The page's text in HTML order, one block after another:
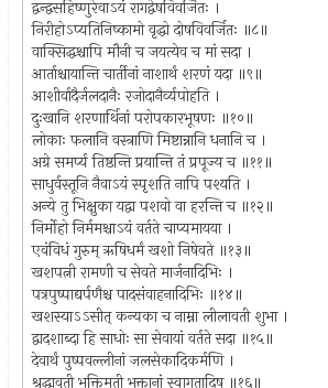
द्वन्द्वसहिष्णुरेवाऽयं रागद्वेषविवर्जितः ।
निरीहोऽप्यतिनिष्कामो वृद्धो दोषविवर्जितः ॥८॥
वाक्सिद्धश्चापि मौनी च जयत्येव च मां सदा ।
आर्ताश्चायान्ति चार्तीनां नाशार्थं शरणं यदा ॥९॥
आशीर्वादैर्जलदानैः रजोदानैर्व्यपोहति ।
दुःखानि शरणार्थिनां परोपकारभूषणः ॥१०॥
लोकाः फलानि वस्त्राणि मिष्टान्नानि धनानि च ।
अग्रे समर्प्य तिष्ठन्ति प्रयान्ति तं प्रपूज्य च ॥११॥
साधुर्वस्तूनि नैवाऽयं स्पृशति नापि पश्यति ।
अन्ये तु भिक्षुका यद्वा पशवो वा हरन्ति च ॥१२॥
निर्मोहो निर्ममश्चाऽयं वर्तते चाप्यमायया ।
एवंविधं गुरुम् ऋषिधर्मं खशो निषेवते ॥१३॥
खशपत्नी रामणी च सेवते मार्जनादिभिः ।
पत्रपुष्पाद्यर्पणैश्च पादसंवाहनादिभिः ॥१४॥
खशस्याऽऽसीत् कन्यका च नाम्ना लीलावती शुभा ।
द्वादशाब्दा हि साधोः सा सेवायां वर्तते सदा ॥१५॥
देवार्थं पुष्पवल्लीनां जलसेकादिकर्मणि ।
श्रद्धावती भक्तिमती भक्तानां स्वागतादिषु ॥१६॥